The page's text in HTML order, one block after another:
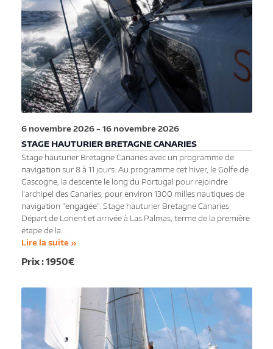
STAGE HAUTURIER BRETAGNE CANARIES
6 novembre 2026-16 novembre 2026
Stage hauturier Bretagne Canaries avec un programme de
navigation sur 8 à 11 jours. Au programme cet hiver, le Golfe de
Gascogne, la descente le long du Portugal pour rejoindre
l'archipel des Canaries, pour environ 1300 milles nautiques de
navigation "engagée". Stage hauturier Bretagne Canaries
Départ de Lorient et arrivée à Las Palmas, terme de la première
étape de la…
Lire la suite »
1950€